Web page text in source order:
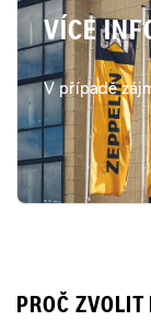
VÍCE
V případě
PROČ